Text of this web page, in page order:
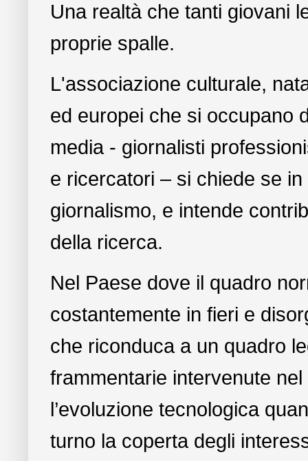
Una realtà che tanti giovani
proprie spalle.
L'associazione culturale,
ed europei che si occupano
media - giornalisti
e ricercatori – si chiede se
giornalismo, e intende
della ricerca.
Nel Paese dove il quadro
costantemente in fieri e
che riconduca a un quadro
frammentarie intervenute
l’evoluzione tecnologica
turno la coperta degli